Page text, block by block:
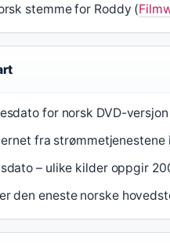
stemme for Roddy (
for norsk DVD-versjon
fra
– ulike kilder oppgir
den eneste norske